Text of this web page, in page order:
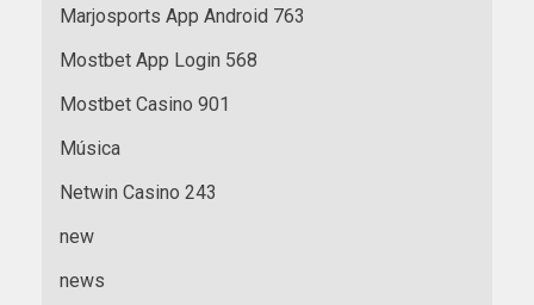
Marjosports App Android 763
Mostbet App Login 568
Mostbet Casino 901
Música
Netwin Casino 243
new
news